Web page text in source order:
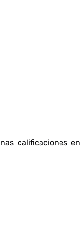
calificaciones en